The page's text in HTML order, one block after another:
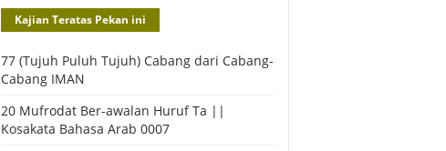
Kajian Teratas Pekan ini
77 (Tujuh Puluh Tujuh) Cabang dari Cabang-
Cabang IMAN
20 Mufrodat Ber-awalan Huruf Ta ||
Kosakata Bahasa Arab 0007